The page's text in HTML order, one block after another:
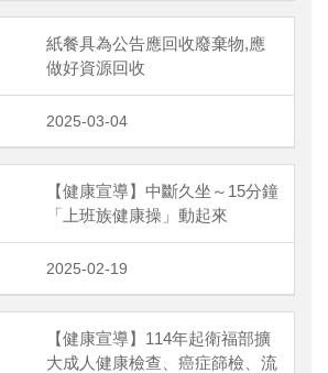
紙餐具為公告應回收廢棄物,應
做好資源回收
2025-03-04
【健康宣導】中斷久坐～15分鐘
「上班族健康操」動起來
2025-02-19
【健康宣導】114年起衛福部擴
大成人健康檢查、癌症篩檢、流